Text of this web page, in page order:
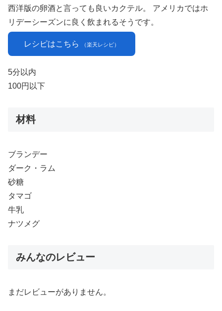
西洋版の卵酒と言っても良いカクテル。 アメリカではホ
リデーシーズンに良く飲まれるそうです。
レシピはこちら （楽天レシピ）
5分以内
100円以下
材料
ブランデー
ダーク・ラム
砂糖
タマゴ
牛乳
ナツメグ
みんなのレビュー
まだレビューがありません。